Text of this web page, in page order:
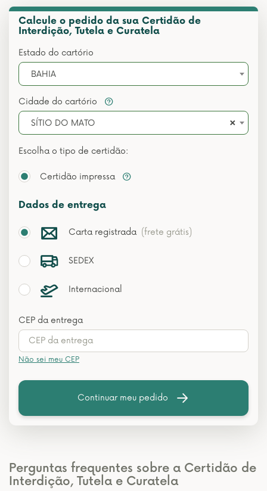
Calcule o pedido da sua Certidão de
Interdição, Tutela e Curatela
Estado do cartório
BAHIA
Cidade do cartório
×
SÍTIO DO MATO
Escolha o tipo de certidão:
Certidão impressa
Dados de entrega
Carta registrada (frete grátis)
SEDEX
Internacional
CEP da entrega
Não sei meu CEP
Continuar meu pedido
Perguntas frequentes sobre a Certidão de
Interdição, Tutela e Curatela